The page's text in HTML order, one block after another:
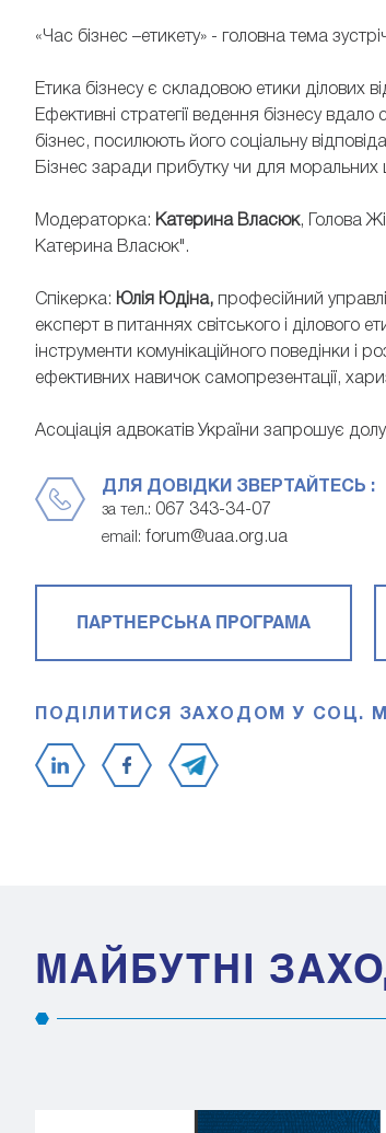
«Час бізнес –етикету» - головна тема
Етика бізнесу є складовою етики ділових
Ефективні стратегії ведення бізнесу
бізнес, посилюють його соціальну
Бізнес заради прибутку чи для
Модераторка: Катерина Власюк, Голова
Катерина Власюк".
Спікерка: Юлія Юдіна, професійний
експерт в питаннях світського і ділового
інструменти комунікаційного поведінки і
ефективних навичок самопрезентації,
Асоціація адвокатів України запрошує
ДЛЯ ДОВІДКИ ЗВЕРТАЙТЕСЬ :
за тел.: 067 343-34-07
email: forum@uaa.org.ua
ПАРТНЕРСЬКА ПРОГРАМА
ПОДІЛИТИСЯ ЗАХОДОМ У СОЦ.
МАЙБУТНІ